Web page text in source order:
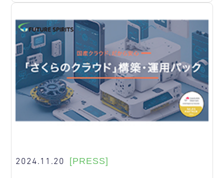
2024.11.20 [PRESS]